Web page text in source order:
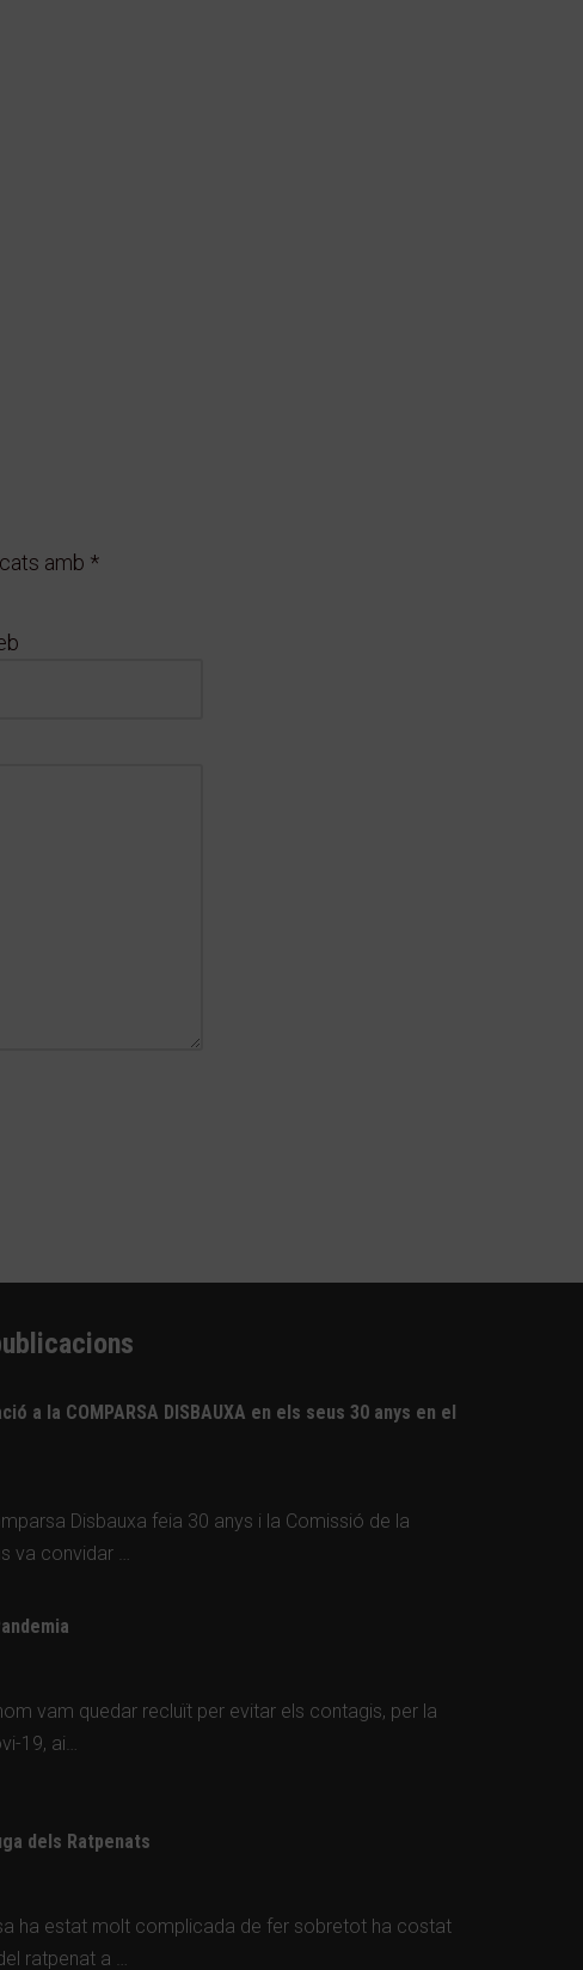
amb *
a la COMPARSA DISBAUXA en els seus 30 anys en el
Disbauxa feia 30 anys i la Comissió de la
va convidar …
vam quedar recluït per evitar els contagis, per la
19, ai…
dels Ratpenats
ha estat molt complicada de fer sobretot ha costat
ratpenat a …